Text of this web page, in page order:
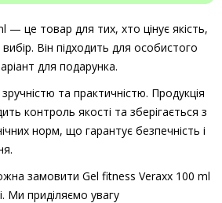
— це товар для тих, хто цінує якість,
Він підходить для особистого
для подарунка.
та практичністю. Продукція
контроль якості та зберігається з
норм, що гарантує безпечність і
замовити Gel fitness Veraxx 100 ml
Ми приділяємо увагу